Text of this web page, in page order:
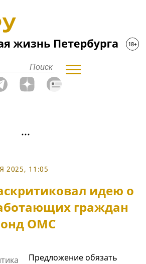
2025, 11:05
идею о
граждан
ОМС
Предложение обязать